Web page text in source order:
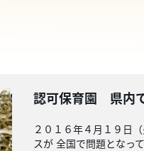
認可保育園 県内
２０１６年４月１９日
スが 全国で問題となっ